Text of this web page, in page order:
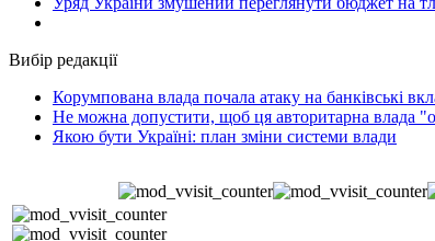
Вибір редакції
Корумпована влада почала атаку на банківські
Не можна допустити, щоб ця авторитарна влада
Якою бути Україні: план зміни системи влади